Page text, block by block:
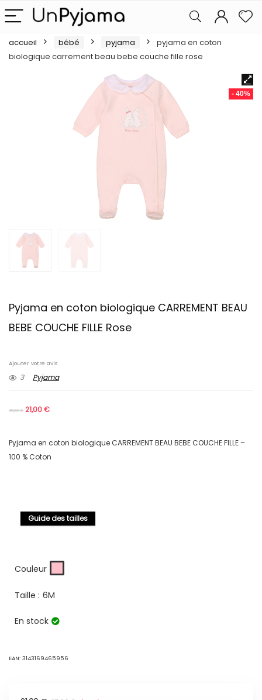
accueil bébé pyjama
pyjama en coton
biologique carrement beau bebe couche fille rose
- 40%
Pyjama en coton biologique CARREMENT BEAU
BEBE COUCHE FILLE Rose
Ajouter votre avis
3 Pyjama
35,00€ 21,00€
Pyjama en coton biologique CARREMENT BEAU BEBE COUCHE FILLE –
100 % Coton
Guide des tailles
Couleur
Taille : 6M
En stock
EAN: 3143169465956